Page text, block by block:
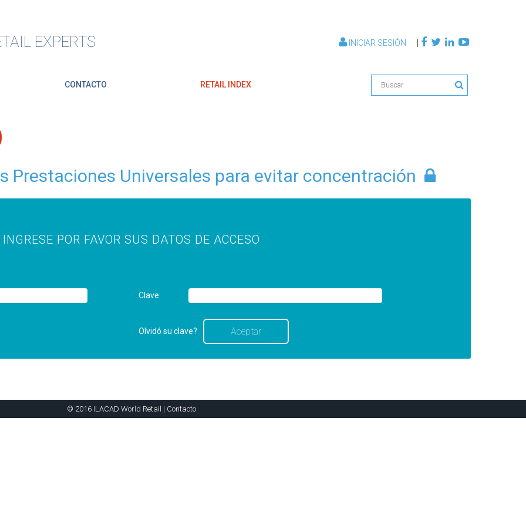
EXPERTS INICIAR SESIÓN |
CONTACTO RETAIL INDEX
Prestaciones Universales para evitar concentración
INGRESE POR FAVOR SUS DATOS DE ACCESO
Clave:
Olvidó su clave?
© 2016 ILACAD World Retail | Contacto